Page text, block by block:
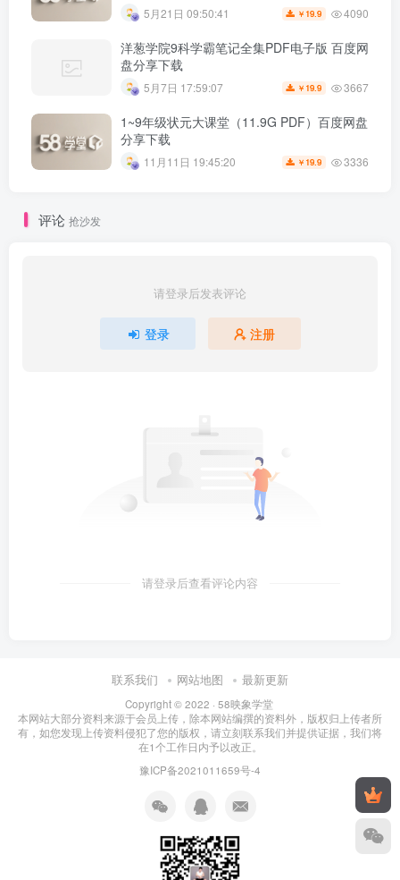
5月21日 09:50:41 ￥ 19.9 4090
洋葱学院9科学霸笔记全集PDF电子版 百度网
盘分享下载
5月7日 17:59:07 ￥ 19.9 3667
1~9年级状元大课堂（11.9G PDF）百度网盘
分享下载
11月11日 19:45:20 ￥ 19.9 3336
评论 抢沙发
请登录后发表评论
登录 注册
请登录后查看评论内容
联系我们 网站地图 最新更新
Copyright © 2022 · 58映象学堂
本网站大部分资料来源于会员上传，除本网站编撰的资料外，版权归上传者所
有，如您发现上传资料侵犯了您的版权，请立刻联系我们并提供证据，我们将
在1个工作日内予以改正。
豫ICP备2021011659号-4